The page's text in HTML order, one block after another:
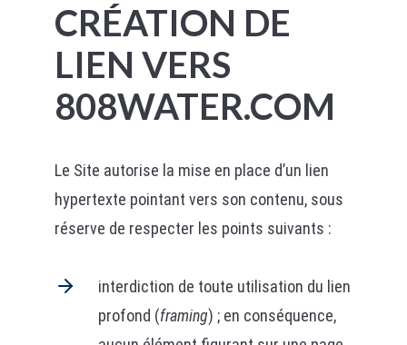
CRÉATION DE
LIEN VERS
808WATER.COM
Le Site autorise la mise en place d’un lien
hypertexte pointant vers son contenu, sous
réserve de respecter les points suivants :
interdiction de toute utilisation du lien
profond (framing) ; en conséquence,